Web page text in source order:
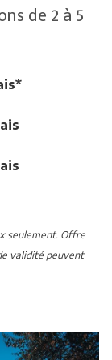
de 2 à 5
seulement. Offre
validité peuvent